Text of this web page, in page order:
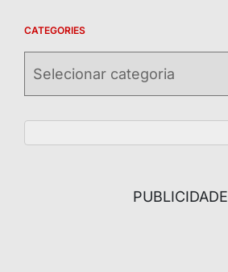
CATEGORIES
PUBLICIDADE